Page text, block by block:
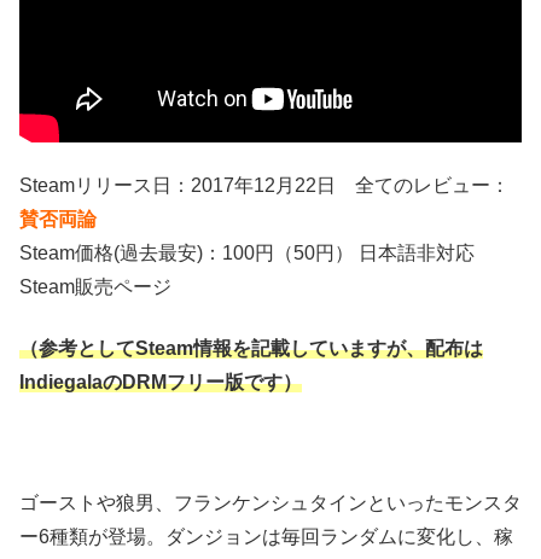
Steamリリース日：2017年12月22日 全てのレビュー：
賛否両論
Steam価格(過去最安)：100円（50円） 日本語非対応
Steam販売ページ
（参考としてSteam情報を記載していますが、配布は
IndiegalaのDRMフリー版です）
ゴーストや狼男、フランケンシュタインといったモンスタ
ー6種類が登場。ダンジョンは毎回ランダムに変化し、稼